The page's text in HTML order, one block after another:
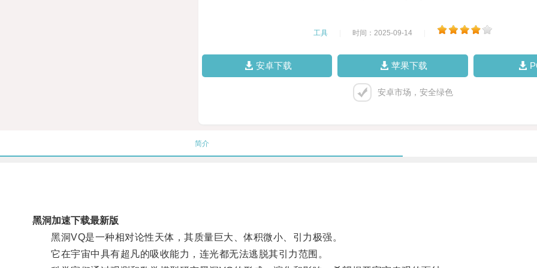
工具 时间：2025-09-14
安卓下载 苹果下载
安卓市场，安全绿色
简介
黑洞加速下载最新版
黑洞VQ是一种相对论性天体，其质量巨大、体积微小、引力极强。
它在宇宙中具有超凡的吸收能力，连光都无法逃脱其引力范围。